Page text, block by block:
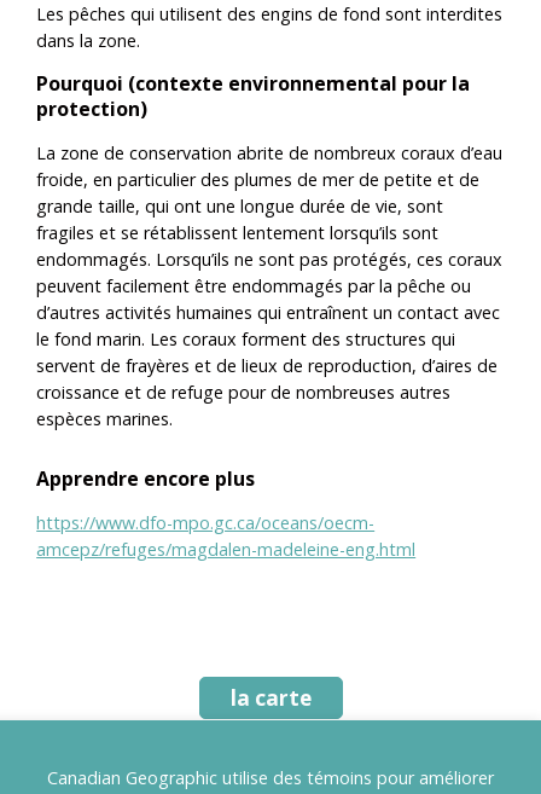
Les pêches qui utilisent des engins de fond sont interdites
dans la zone.
Pourquoi (contexte environnemental pour la
protection)
La zone de conservation abrite de nombreux coraux d’eau
froide, en particulier des plumes de mer de petite et de
grande taille, qui ont une longue durée de vie, sont
fragiles et se rétablissent lentement lorsqu’ils sont
endommagés. Lorsqu’ils ne sont pas protégés, ces coraux
peuvent facilement être endommagés par la pêche ou
d’autres activités humaines qui entraînent un contact avec
le fond marin. Les coraux forment des structures qui
servent de frayères et de lieux de reproduction, d’aires de
croissance et de refuge pour de nombreuses autres
espèces marines.
Apprendre encore plus
https://www.dfo-mpo.gc.ca/oceans/oecm-
amcepz/refuges/magdalen-madeleine-eng.html
la carte
Canadian Geographic utilise des témoins pour améliorer